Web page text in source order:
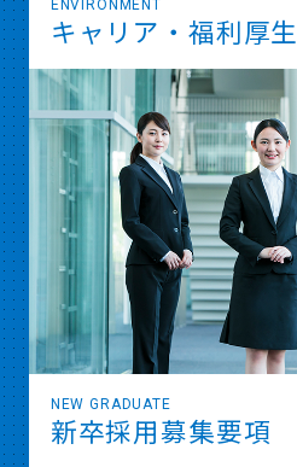
ENVIRONMENT
キャリア・福利厚生
NEW GRADUATE
新卒採用募集要項